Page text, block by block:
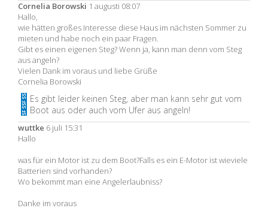
Cornelia Borowski 1 augusti 08:07
Hallo,
wie hätten großes Interesse diese Haus im nächsten Sommer zu
mieten und habe noch ein paar Fragen.
Gibt es einen eigenen Steg? Wenn ja, kann man denn vom Steg
aus angeln?
Vielen Dank im voraus und liebe Grüße
Cornelia Borowski
Es gibt leider keinen Steg, aber man kann sehr gut vom
Boot aus oder auch vom Ufer aus angeln!
wuttke 6 juli 15:31
Hallo
was für ein Motor ist zu dem Boot?Falls es ein E-Motor ist wieviele
Batterien sind vorhanden?
Wo bekommt man eine Angelerlaubniss?
Danke im voraus